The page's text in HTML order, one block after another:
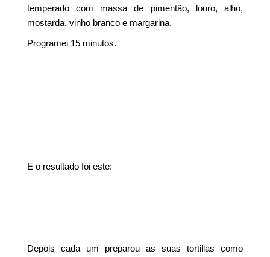
temperado com massa de pimentão, louro, alho,
mostarda, vinho branco e margarina.
Programei 15 minutos.
E o resultado foi este:
Depois cada um preparou as suas tortillas como